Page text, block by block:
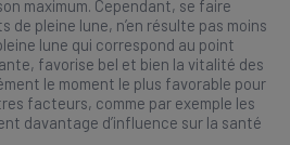
maximum. Cependant, se faire
de pleine lune, n’en résulte pas moins
lune qui correspond au point
favorise bel et bien la vitalité des
le moment le plus favorable pour
facteurs, comme par exemple les
davantage d’influence sur la santé